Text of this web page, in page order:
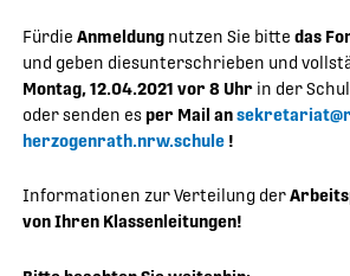
Fürdie Anmeldung nutzen Sie bitte das
und geben diesunterschrieben und
Montag, 12.04.2021 vor 8 Uhr in der
oder senden esper Mail an
herzogenrath.nrw.schule!
Informationen zur Verteilung der
von Ihren Klassenleitungen!